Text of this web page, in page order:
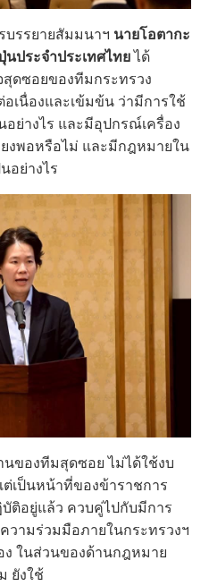
บรรยายสัมมนาฯ นายโอตากะ
ประจำประเทศไทยได้
ดซอยของทีมกระทรวง
เนื่องและเข้มข้น ว่ามีการใช้
ย่างไร และมีอุปกรณ์เครื่อง
งพอหรือไม่ และมีกฎหมายใน
อย่างไร
นของทีมสุดซอย ไม่ได้ใช้งบ
เป็นหน้าที่ของข้าราชการ
ติอยู่แล้ว ควบคู่ไปกับมีการ
ามร่วมมือภายในกระทรวงฯ
ง ในส่วนของด้านกฎหมาย
ยังใช้